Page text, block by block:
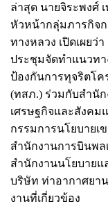
ล่าสุด นายจิระพงศ์
หัวหน้ากลุ่มภารกิจ
ทางหลวง เปิดเผยว่
ประชุมจัดทำแนวทา
ป้องกันการทุจริตโ
(ทสภ.) ร่วมกับสำนั
เศรษฐกิจและสังค
กรรมการนโยบายเ
สำนักงานการบินพล
สำนักงานนโยบายแ
บริษัท ท่าอากาศยา
งานที่เกี่ยวข้อง